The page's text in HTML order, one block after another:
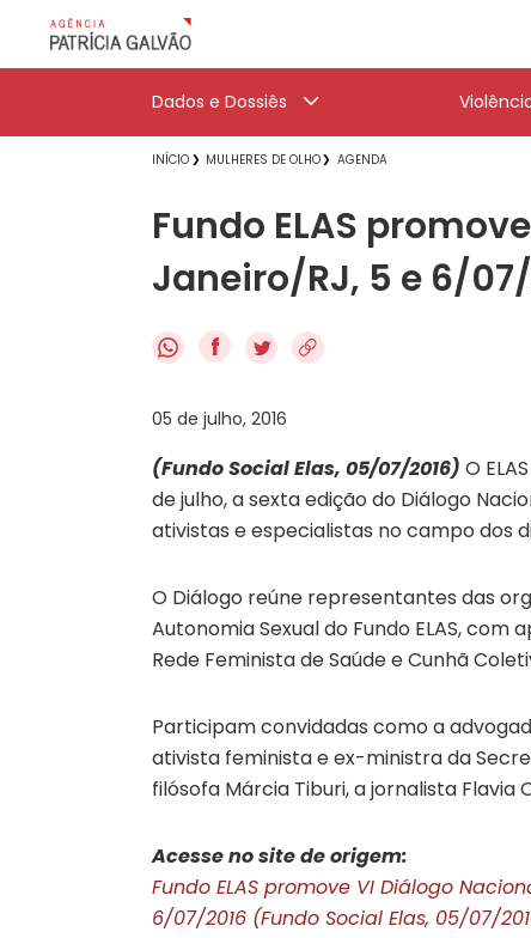
Dados e Dossiês
INÍCIO MULHERES DE OLHO AGENDA
Fundo ELAS
Janeiro/RJ, 5 e 6/
f
05 de julho, 2016
(Fundo Social Elas, 05/07/2016) O
de julho, a sexta edição do Diálogo
ativistas e especialistas no campo dos
O Diálogo reúne representantes das
Autonomia Sexual do Fundo ELAS, com
Rede Feminista de Saúde e Cunhã
Participam convidadas como a
ativista feminista e ex-ministra da
filósofa Márcia Tiburi, a jornalista Flavia
Acesse no site de origem:
Fundo ELAS promove VI Diálogo
6/07/2016 (Fundo Social Elas, 05/07/